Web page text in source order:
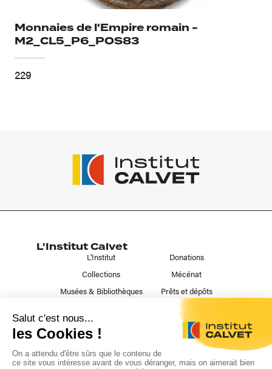
Monnaies de l'Empire romain -
M2_CL5_P6_POS83
229
L'Institut Calvet
L'Institut
Collections
Musées & Bibliothèques
Donations
Mécénat
Prêts et dépôts
Liens utiles